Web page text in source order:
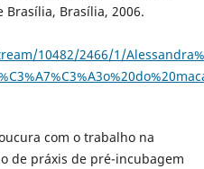
Brasília, Brasília, 2006.
10482/2466/1/
com o trabalho na
de práxis de pré-incubagem